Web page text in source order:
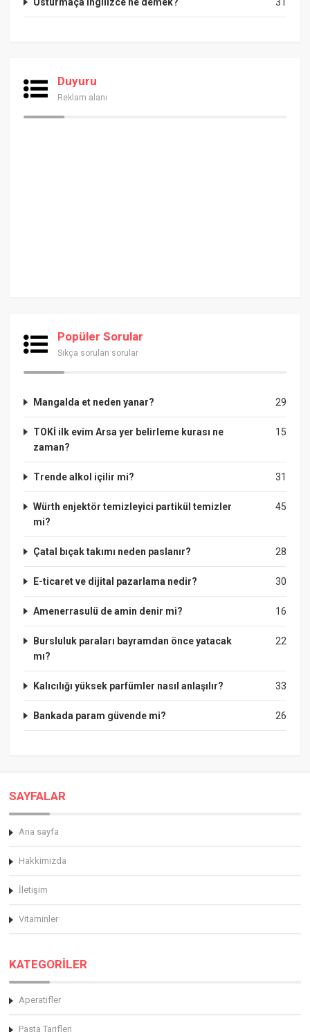
Duyuru
Reklam alanı
Popüler Sorular
Sıkça sorulan sorular
29
Mangalda et neden yanar?
15
TOKİ ilk evim Arsa yer belirleme kurası ne
zaman?
31
Trende alkol içilir mi?
45
Würth enjektör temizleyici partikül temizler
mi?
28
Çatal bıçak takımı neden paslanır?
30
E-ticaret ve dijital pazarlama nedir?
16
Amenerrasulü de amin denir mi?
22
Bursluluk paraları bayramdan önce yatacak
mı?
33
Kalıcılığı yüksek parfümler nasıl anlaşılır?
26
Bankada param güvende mi?
SAYFALAR
Ana sayfa
Hakkimizda
İletişim
Vitaminler
KATEGORİLER
Aperatifler
Pasta Tarifleri